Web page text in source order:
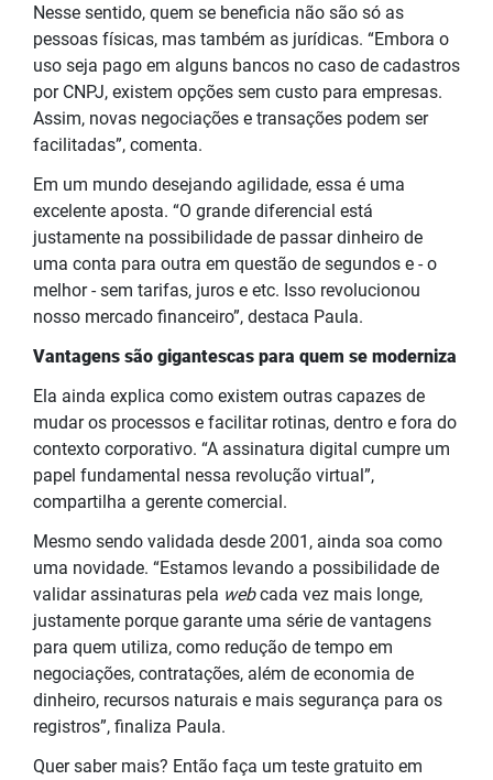
Nesse sentido, quem se beneficia não são só as
pessoas físicas, mas também as jurídicas. “Embora o
uso seja pago em alguns bancos no caso de cadastros
por CNPJ, existem opções sem custo para empresas.
Assim, novas negociações e transações podem ser
facilitadas”, comenta.
Em um mundo desejando agilidade, essa é uma
excelente aposta. “O grande diferencial está
justamente na possibilidade de passar dinheiro de
uma conta para outra em questão de segundos e - o
melhor - sem tarifas, juros e etc. Isso revolucionou
nosso mercado financeiro”, destaca Paula.
Vantagens são gigantescas para quem se moderniza
Ela ainda explica como existem outras capazes de
mudar os processos e facilitar rotinas, dentro e fora do
contexto corporativo. “A assinatura digital cumpre um
papel fundamental nessa revolução virtual”,
compartilha a gerente comercial.
Mesmo sendo validada desde 2001, ainda soa como
uma novidade. “Estamos levando a possibilidade de
validar assinaturas pela webcada vez mais longe,
justamente porque garante uma série de vantagens
para quem utiliza, como redução de tempo em
negociações, contratações, além de economia de
dinheiro, recursos naturais e mais segurança para os
registros”, finaliza Paula.
Quer saber mais? Então faça um teste gratuito em